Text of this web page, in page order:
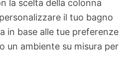
la scelta della colonna
il tuo bagno
in base alle tue preferenze
un ambiente su misura per